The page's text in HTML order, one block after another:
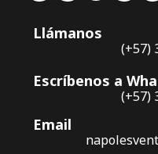
Llámanos
(+57)
Escríbenos a
(+57)
Email